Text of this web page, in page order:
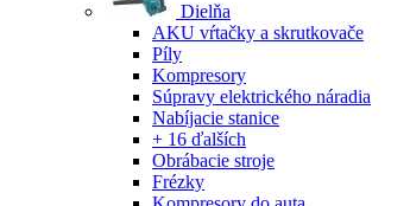
Dielňa
AKU vŕtačky a skrutkovače
Píly
Kompresory
Súpravy elektrického náradia
Nabíjacie stanice
+ 16 ďalších
Obrábacie stroje
Frézky